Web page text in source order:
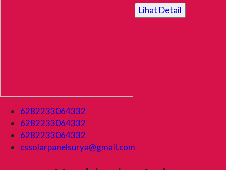
Lihat Detail
6282233064332
6282233064332
6282233064332
cssolarpanelsurya@gmail.com